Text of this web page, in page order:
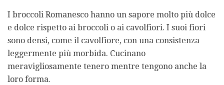
I broccoli Romanesco hanno un sapore molto più dolce
e dolce rispetto ai broccoli o ai cavolfiori. I suoi fiori
sono densi, come il cavolfiore, con una consistenza
leggermente più morbida. Cucinano
meravigliosamente tenero mentre tengono anche la
loro forma.